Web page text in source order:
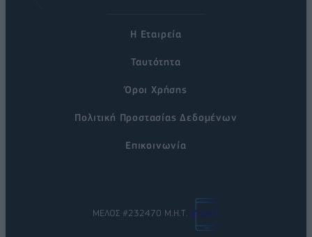
Η Εταιρεία
Ταυτότητα
Όροι Χρήσης
Πολιτική Προστασίας Δεδομένων
Επικοινωνία
ΜΕΛΟΣ #232470 Μ.Η.Τ.